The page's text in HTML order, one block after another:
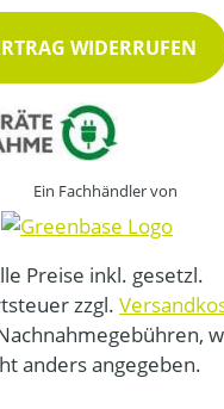
WIDERRUFEN
Ein Fachhändler von
Preise inkl. gesetzl.
zzgl.
anders angegeben.